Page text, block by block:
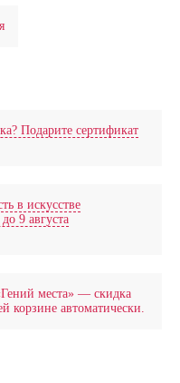
Подарите сертификат
в искусстве
9 августа
места» — скидка
корзине автоматически.